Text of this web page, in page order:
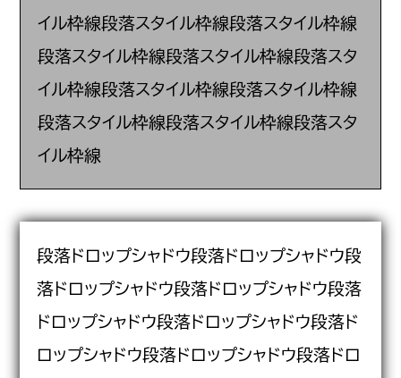
イル枠線段落スタイル枠線段落スタイル枠線
段落スタイル枠線段落スタイル枠線段落スタ
イル枠線段落スタイル枠線段落スタイル枠線
段落スタイル枠線段落スタイル枠線段落スタ
イル枠線
段落ドロップシャドウ段落ドロップシャドウ段
落ドロップシャドウ段落ドロップシャドウ段落
ドロップシャドウ段落ドロップシャドウ段落ド
ロップシャドウ段落ドロップシャドウ段落ドロ